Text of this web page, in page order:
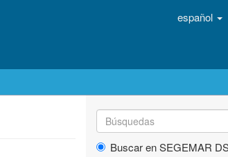
español
Buscar en SEGEMAR